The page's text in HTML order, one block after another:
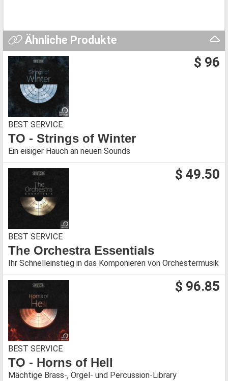
Ähnliche Produkte
$ 96
BEST SERVICE
TO - Strings of Winter
Ein eisiger Hauch an neuen Sounds
$ 49.50
BEST SERVICE
The Orchestra Essentials
Ihr Schnelleinstieg in das Komponieren von Orchestermusik
$ 96.85
BEST SERVICE
TO - Horns of Hell
Mächtige Brass-, Orgel- und Percussion-Library